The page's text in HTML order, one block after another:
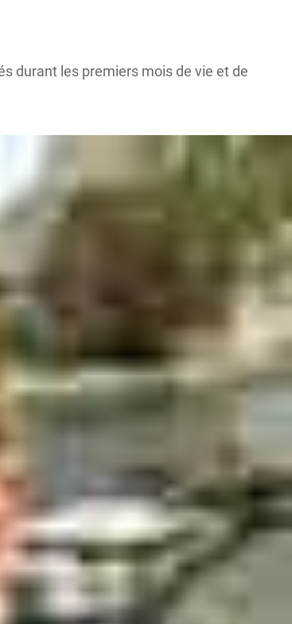
durant les premiers mois de vie et de